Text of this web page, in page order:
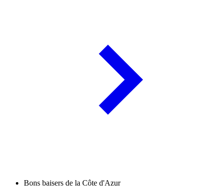
Bons baisers de la Côte d'Azur